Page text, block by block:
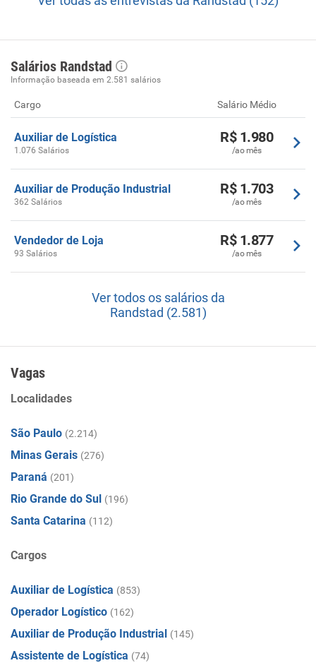
Salários Randstad
Informação baseada em 2.581 salários
Cargo Salário Médio
Auxiliar de Logística
1.076 Salários
R$ 1.980
/ao mês
Auxiliar de Produção Industrial
362 Salários
R$ 1.703
/ao mês
Vendedor de Loja
93 Salários
R$ 1.877
/ao mês
Ver todos os salários da
Randstad (2.581)
Vagas
Localidades
São Paulo (2.214)
Minas Gerais (276)
Paraná (201)
Rio Grande do Sul (196)
Santa Catarina (112)
Cargos
Auxiliar de Logística (853)
Operador Logístico (162)
Auxiliar de Produção Industrial (145)
Assistente de Logística (74)